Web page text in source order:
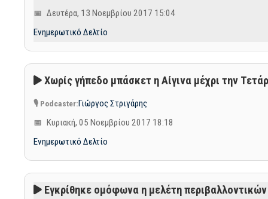
Δευτέρα, 13 Νοεμβρίου 2017 15:04
Ενημερωτικό Δελτίο
Χωρίς γήπεδο μπάσκετ η Αίγινα μέχρι την
Γιώργος Στριγάρης
Κυριακή, 05 Νοεμβρίου 2017 18:18
Ενημερωτικό Δελτίο
Εγκρίθηκε ομόφωνα η μελέτη